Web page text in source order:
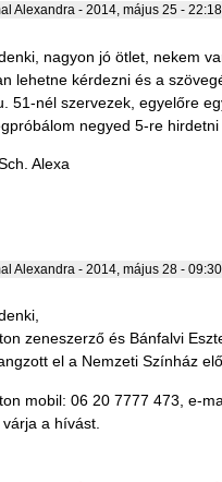
Alexandra - 2014, május 25 - 22:18
nagyon jó ötlet, nekem
lehetne kérdezni és a
51-nél szervezek, egyelőre
negyed 5-re
Alexa
Alexandra - 2014, május 28 - 09:30
zeneszerző és Bánfalvi
el a Nemzeti Színház
mobil: 06 20 7777 473, e-
a hívást.